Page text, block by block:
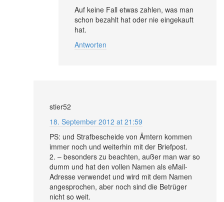
Auf keine Fall etwas zahlen, was man
schon bezahlt hat oder nie eingekauft
hat.
Antworten
stier52
18. September 2012 at 21:59
PS: und Strafbescheide von Ämtern kommen
immer noch und weiterhin mit der Briefpost.
2. – besonders zu beachten, außer man war so
dumm und hat den vollen Namen als eMail-
Adresse verwendet und wird mit dem Namen
angesprochen, aber noch sind die Betrüger
nicht so weit.